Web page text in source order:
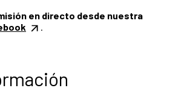
en directo desde nuestra
.